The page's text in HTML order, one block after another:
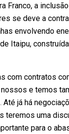
Franco, a
se deve a
envolvendo
Itaipu,
com contratos
e temos
Até já há
teremos uma
para o